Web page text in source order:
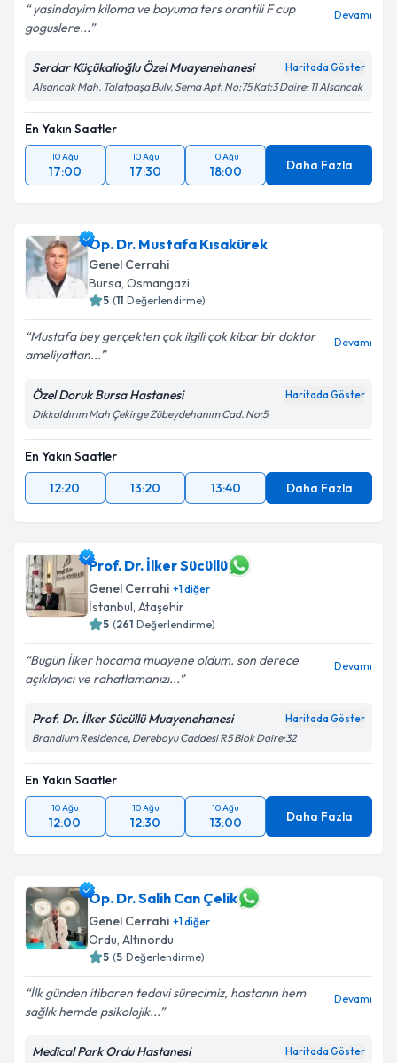
yasindayim kiloma ve boyuma ters orantili F cup
goguslere...
Devamı
Serdar Küçükalioğlu Özel Muayenehanesi Haritada Göster
Alsancak Mah. Talatpaşa Bulv. Sema Apt. No:75 Kat:3 Daire: 11 Alsancak
En Yakın Saatler
10 Ağu
17:00
10 Ağu
17:30
10 Ağu
18:00 Daha Fazla
Op. Dr. Mustafa Kısakürek
Genel Cerrahi
Bursa, Osmangazi
5 (11 Değerlendirme)
Mustafa bey gerçekten çok ilgili çok kibar bir doktor
ameliyattan...
Devamı
Özel Doruk Bursa Hastanesi Haritada Göster
Dikkaldırım Mah Çekirge Zübeydehanım Cad. No:5
En Yakın Saatler
12:20
13:20 13:40 Daha Fazla
Prof. Dr. İlker Sücüllü
Genel Cerrahi +1diğer
İstanbul, Ataşehir
5 (261 Değerlendirme)
Bugün İlker hocama muayene oldum. son derece
açıklayıcı ve rahatlamanızı...
Devamı
Prof. Dr. İlker Sücüllü Muayenehanesi Haritada Göster
Brandium Residence, Dereboyu Caddesi R5 Blok Daire:32
En Yakın Saatler
10 Ağu
12:00
10 Ağu
12:30
10 Ağu
13:00 Daha Fazla
Op. Dr. Salih Can Çelik
Genel Cerrahi +1diğer
Ordu, Altınordu
5 (5 Değerlendirme)
İlk günden itibaren tedavi sürecimiz, hastanın hem
sağlık hemde psikolojik...
Devamı
Medical Park Ordu Hastanesi Haritada Göster